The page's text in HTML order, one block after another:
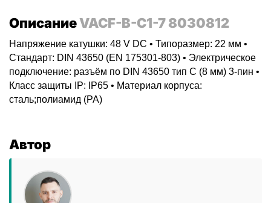
ОписаниеVACF-B-C1-7 8030812
Напряжение катушки: 48 V DC • Типоразмер: 22 мм •
Стандарт: DIN 43650 (EN 175301-803) • Электрическое
подключение: разъём по DIN 43650 тип C (8 мм) 3-пин •
Класс защиты IP: IP65 • Материал корпуса:
сталь;полиамид (PA)
Автор